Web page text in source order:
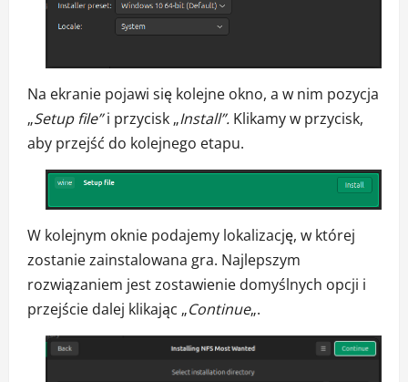
Na ekranie pojawi się kolejne okno, a w nim pozycja
„Setup file”i przycisk „Install”. Klikamy w przycisk,
aby przejść do kolejnego etapu.
W kolejnym oknie podajemy lokalizację, w której
zostanie zainstalowana gra. Najlepszym
rozwiązaniem jest zostawienie domyślnych opcji i
przejście dalej klikając „Continue„.